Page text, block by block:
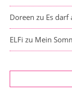
Doreen zu Es darf
ELFi zu Mein